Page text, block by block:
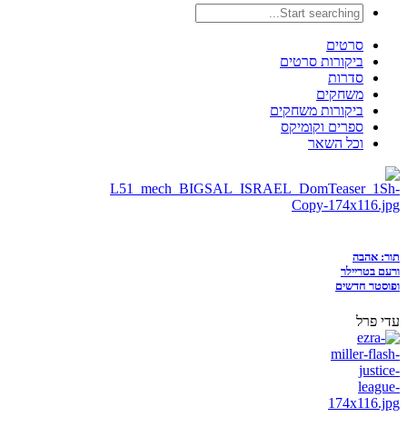
סרטים
ביקורות סרטים
סדרות
משחקים
ביקורות משחקים
ספרים וקומיקס
וכל השאר
תור: אהבה
ורעם בטריילר
ופוסטר חדשים
עדי פרל